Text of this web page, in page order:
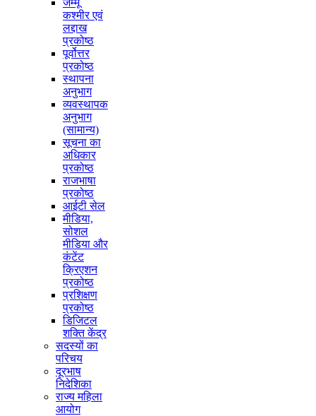
कश्मीर एवं
लद्दाख
प्रकोष्ठ
पूर्वोत्तर
प्रकोष्ठ
स्थापना
अनुभाग
व्यवस्थापक
अनुभाग
(सामान्य)
सूचना का
अधिकार
प्रकोष्ठ
राजभाषा
प्रकोष्ठ
आईटी सेल
मीडिया,
सोशल
मीडिया और
कंटेंट
क्रिएशन
प्रकोष्ठ
प्रशिक्षण
प्रकोष्ठ
डिजिटल
शक्ति केंद्र
सदस्यों का
परिचय
दूरभाष
निदेशिका
राज्य महिला
आयोग